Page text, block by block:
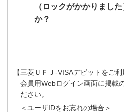
（ロックがかかりまし
か？
【三菱ＵＦＪ-VISAデビットをご利
会員用Webログイン画面に掲載
ださい。
＜ユーザIDをお忘れの場合＞